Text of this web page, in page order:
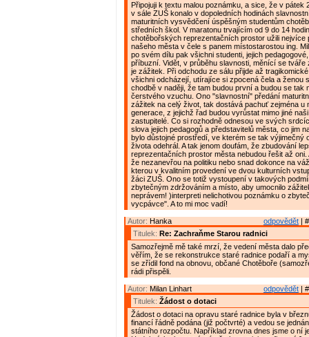
Připojuji k textu malou poznámku, a sice, že v pátek
v sále ZUŠ konalo v dopoledních hodinách
maturitních vysvědčení úspěšným studentům
středních škol. V maratonu trvajícím od 9 do 14
chotěbořských reprezentačních prostor užili nejvíce
našeho města v čele s panem místostarostou ing.
po svém dílu pak všichni studenti, jejich
příbuzní. Vidět, v průběhu slavnosti, měnící se tváře
je zážitek. Při odchodu ze sálu přijde až
všichni odcházejí, utírajíce si zpocená čela a ženou
chodbě v naději, že tam budou první a budou se tak
čerstvého vzuchu. Ono "slavnostní" předání
zážitek na celý život, tak dostává pachuť zejména u
generace, z jejichž řad budou vyrůstat mimo jiné
zastupitelé. Co si rozhodně odnesou ve svých
slova jejich pedagogů a představitelů města, co jim
bylo důstojné prostředí, ve kterém se tak výjimečný
života odehrál. A tak jenom doufám, že zbudování
reprezentačních prostor města nebudou řešit až oni.
že nezanevřou na politiku nebo snad dokonce na
kterou v kvalitním provedení ve dvou kulturních
žáci ZUŠ. Ono se totiž vystoupení v takových
zbytečným zdržováním a místo, aby umocnilo
neprávem! )interpreti nelichotivou poznámku o
vycpávce". A to mi moc vadí!
odpovědět |
Autor: Hanka
Titulek: Re: Zachraňme Starou radnici
Samozřejmě mě také mrzí, že vedení města dalo
věřím, že se rekonstrukce staré radnice podaří a
se zřídil fond na obnovu, občané Chotěboře
rádi přispěli.
odpovědět |
Autor: Milan Linhart
Titulek: Žádost o dotaci
Žádost o dotaci na opravu staré radnice byla v
financí řádně podána (již počtvrté) a vedou se
státního rozpočtu. Například zrovna dnes jsme o ní